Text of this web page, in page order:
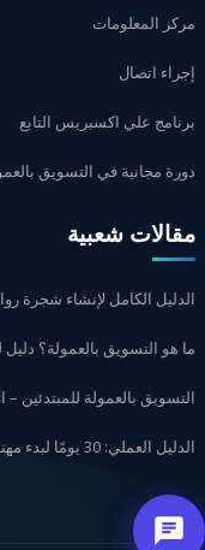
مركز المعلومات
إجراء اتصال
برنامج علي اكسبريس التابع
دورة مجانية في التسويق
مقالات شعبية
الدليل الكامل لإنشاء شجرة
ما هو التسويق بالعمولة؟ دليل
التسويق بالعمولة للمبتدئين –
الدليل العملي: 30 يومًا لبدء مهنة في مجال التسويق بالعمولة